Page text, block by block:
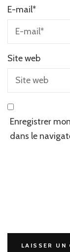
E-mail*
Site web
Enregistrer
dans le